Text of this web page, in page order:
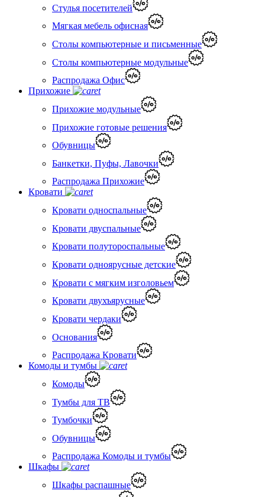
Стулья посетителей
Мягкая мебель офисная
Столы компьютерные и письменные
Столы компьютерные модульные
Распродажа Офис
Прихожие
Прихожие модульные
Прихожие готовые решения
Обувницы
Банкетки, Пуфы, Лавочки
Распродажа Прихожие
Кровати
Кровати односпальные
Кровати двуспальные
Кровати полутороспальные
Кровати одноярусные детские
Кровати с мягким изголовьем
Кровати двухъярусные
Кровати чердаки
Основания
Распродажа Кровати
Комоды и тумбы
Комоды
Тумбы для ТВ
Тумбочки
Обувницы
Распродажа Комоды и тумбы
Шкафы
Шкафы распашные